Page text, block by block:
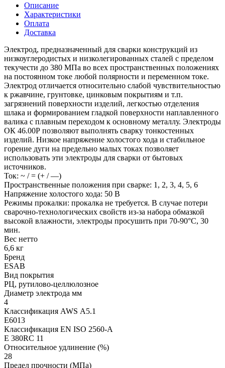
Описание
Характеристики
Оплата
Доставка
Электрод, предназначенный для сварки конструкций из
низкоуглеродистых и низколегированных сталей с пределом
текучести до 380 МПа во всех пространственных положениях
на постоянном токе любой полярности и переменном токе.
Электрод отличается относительно слабой чувствительностью
к ржавчине, грунтовке, цинковым покрытиям и т.п.
загрязнений поверхности изделий, легкостью отделения
шлака и формированием гладкой поверхности наплавленного
валика с плавным переходом к основному металлу. Электроды
ОК 46.00Р позволяют выполнять сварку тонкостенных
изделий. Низкое напряжение холостого хода и стабильное
горение дуги на предельно малых токах позволяет
использовать эти электроды для сварки от бытовых
источников.
Ток: ~ / = (+ / ―)
Пространственные положения при сварке: 1, 2, 3, 4, 5, 6
Напряжение холостого хода: 50 В
Режимы прокалки: прокалка не требуется. В случае потери
сварочно-технологических свойств из-за набора обмазкой
высокой влажности, электроды просушить при 70-90°С, 30
мин.
Вес нетто
6,6 кг
Бренд
ESAB
Вид покрытия
РЦ, рутилово-целлюлозное
Диаметр электрода мм
4
Классификация AWS А5.1
Е6013
Классификация EN ISO 2560-A
Е 380RC 11
Относительное удлинение (%)
28
Предел прочности (МПа)